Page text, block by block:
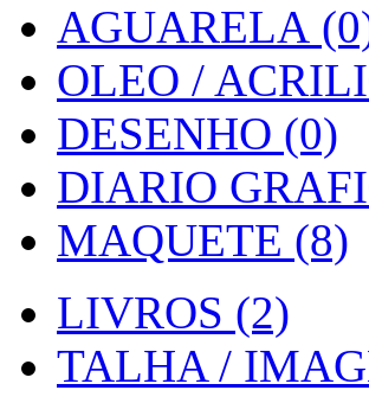
AGUARELA
OLEO /
DESENHO (0)
DIARIO
MAQUETE (8)
LIVROS (2)
TALHA /